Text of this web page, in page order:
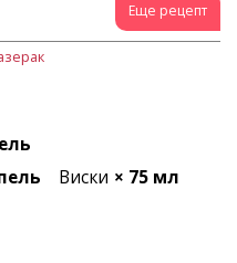
Еще рецепт
Виски × 75 мл